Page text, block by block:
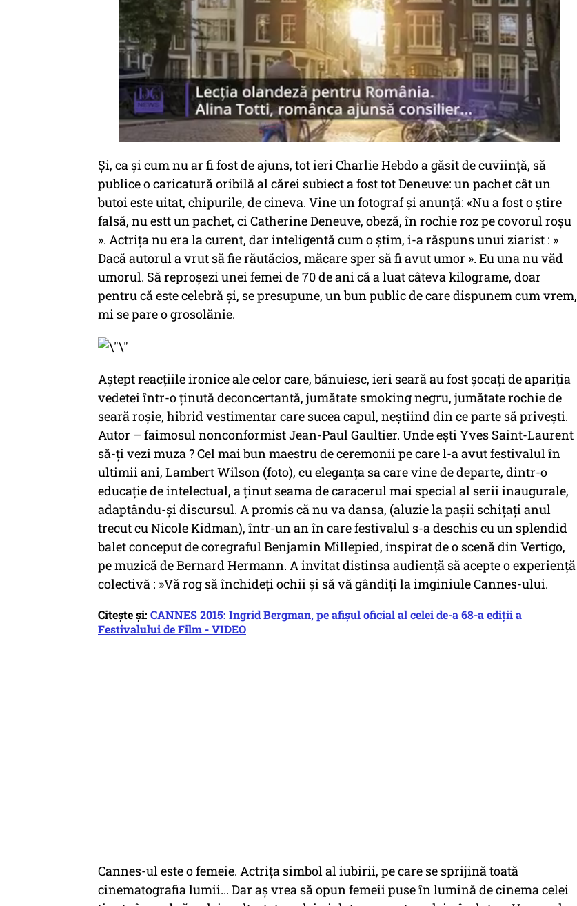
Și, ca și cum nu ar fi fost de ajuns, tot ieri Charlie Hebdo a găsit de cuviință, să
publice o caricatură oribilă al cărei subiect a fost tot Deneuve: un pachet cât un
butoi este uitat, chipurile, de cineva. Vine un fotograf și anunță: «Nu a fost o știre
falsă, nu estt un pachet, ci Catherine Deneuve, obeză, în rochie roz pe covorul roșu
». Actrița nu era la curent, dar inteligentă cum o știm, i-a răspuns unui ziarist : »
Dacă autorul a vrut să fie răutăcios, măcare sper să fi avut umor ». Eu una nu văd
umorul. Să reproșezi unei femei de 70 de ani că a luat câteva kilograme, doar
pentru că este celebră și, se presupune, un bun public de care dispunem cum vrem,
mi se pare o grosolănie.
Aștept reacțiile ironice ale celor care, bănuiesc, ieri seară au fost șocați de apariția
vedetei într-o ținută deconcertantă, jumătate smoking negru, jumătate rochie de
seară roșie, hibrid vestimentar care sucea capul, neștiind din ce parte să privești.
Autor – faimosul nonconformist Jean-Paul Gaultier. Unde ești Yves Saint-Laurent
să-ți vezi muza ? Cel mai bun maestru de ceremonii pe care l-a avut festivalul în
ultimii ani, Lambert Wilson (foto), cu eleganța sa care vine de departe, dintr-o
educație de intelectual, a ținut seama de caracerul mai special al serii inaugurale,
adaptându-și discursul. A promis că nu va dansa, (aluzie la pașii schițați anul
trecut cu Nicole Kidman), într-un an în care festivalul s-a deschis cu un splendid
balet conceput de coregraful Benjamin Millepied, inspirat de o scenă din Vertigo,
pe muzică de Bernard Hermann. A invitat distinsa audiență să acepte o experiență
colectivă : »Vă rog să închideți ochii și să vă gândiți la imginiule Cannes-ului.
Citește și: CANNES 2015: Ingrid Bergman, pe afişul oficial al celei de-a 68-a ediţii a
Festivalului de Film - VIDEO
Cannes-ul este o femeie. Actrița simbol al iubirii, pe care se sprijină toată
cinematografia lumii... Dar aș vrea să opun femeii puse în lumină de cinema celei